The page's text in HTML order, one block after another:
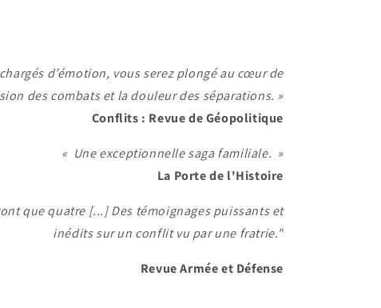
d’émotion, vous serez plongé au cœur de
des combats et la douleur des séparations. »
Conflits : Revue de Géopolitique
« Une exceptionnelle saga familiale. »
La Porte de l'Histoire
que quatre [...] Des témoignages puissants et
inédits sur un conflit vu par une fratrie."
Revue Armée et Défense